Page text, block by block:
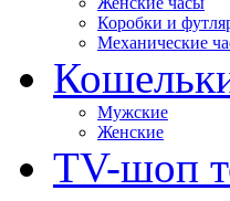
Коробки и
Механические
Мужские
Женские
TV-шоп